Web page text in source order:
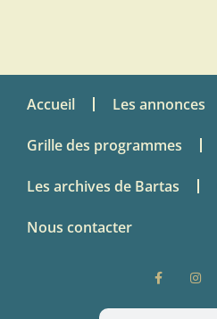
Accueil Les annonces
Grille des programmes
Les archives de Bartas
Nous contacter